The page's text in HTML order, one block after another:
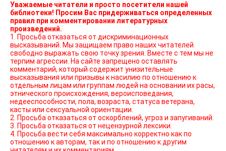
Уважаемые читатели и просто посетители нашей
библиотеки! Просим Вас придерживаться определенных
правил при комментировании литературных
произведений.
1. Просьба отказаться от дискриминационных
высказываний. Мы защищаем право наших читателей
свободно выражать свою точку зрения. Вместе с тем мы не
терпим агрессии. На сайте запрещено оставлять
комментарий, который содержит унизительные
высказывания или призывы к насилию по отношению к
отдельным лицам или группам людей на основании их расы,
этнического происхождения, вероисповедания,
недееспособности, пола, возраста, статуса ветерана,
касты или сексуальной ориентации.
2. Просьба отказаться от оскорблений, угроз и запугиваний.
3. Просьба отказаться от нецензурной лексики.
4. Просьба вести себя максимально корректно как по
отношению к авторам, так и по отношению к другим